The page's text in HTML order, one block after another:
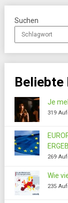
Suchen
Beliebte
Je
319
269
Wie
235